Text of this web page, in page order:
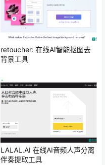
retoucher: 在线AI智能抠图去
背景工具
LALAL.AI 在线AI音频人声分离
伴奏提取工具